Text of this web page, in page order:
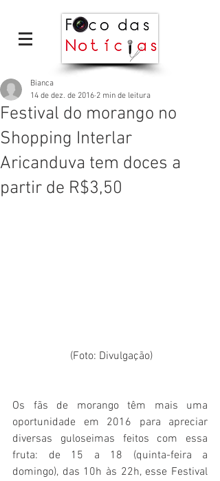
Festival do morango no
Shopping Interlar
Aricanduva tem doces a
partir de R$3,50
Bianca
14 de dez. de 2016 2 min de leitura
(Foto: Divulgação)
Os fãs de morango têm mais uma
oportunidade em 2016 para apreciar
diversas guloseimas feitos com essa
fruta: de 15 a 18 (quinta-feira a
domingo), das 10h às 22h, esse Festival